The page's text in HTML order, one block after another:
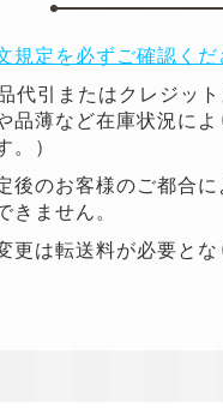
規定を必ずご確認くだ
代引またはクレジッ
品薄など在庫状況に
）
後のお客様のご都合
きません。
更は転送料が必要と